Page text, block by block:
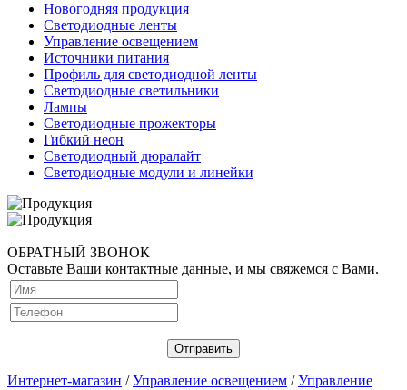
Новогодняя продукция
Светодиодные ленты
Управление освещением
Источники питания
Профиль для светодиодной ленты
Светодиодные светильники
Лампы
Светодиодные прожекторы
Гибкий неон
Светодиодный дюралайт
Светодиодные модули и линейки
ОБРАТНЫЙ ЗВОНОК
Оставьте Ваши контактные данные, и мы свяжемся с Вами.
Интернет-магазин /Управление освещением /Управление